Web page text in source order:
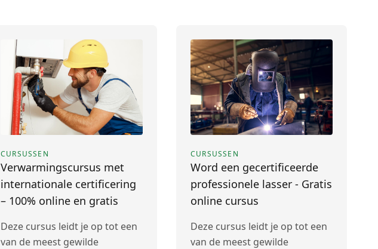
CURSUSSEN
Verwarmingscursus met
internationale certificering
– 100% online en gratis
Deze cursus leidt je op tot een
van de meest gewilde
CURSUSSEN
Word een gecertificeerde
professionele lasser - Gratis
online cursus
Deze cursus leidt je op tot een
van de meest gewilde